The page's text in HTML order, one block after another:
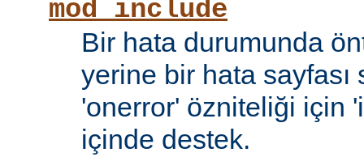
mod_include
Bir hata durumunda
yerine bir hata sayfası
'onerror' özniteliği için
içinde destek.